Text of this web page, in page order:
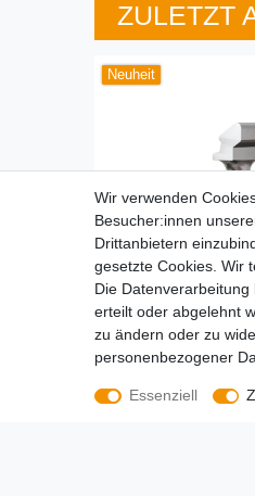
ZULETZT
Neuheit
2,0 mm Ø Perlonseil mit
Wir verwenden
Besucher:innen
Drittanbietern
gesetzte Cookies. Wir
Die
erteilt oder abgelehnt
zu ändern oder zu
personenbezogener
Essenziell